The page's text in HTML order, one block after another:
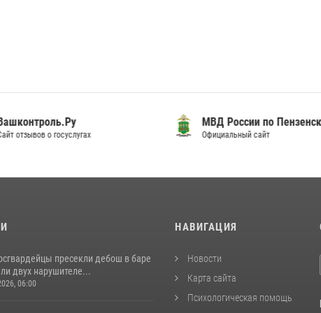
отзывов о госуслугах
МВД России по
Официальный сайт
пресекли дебош в баре
двух нарушителе...
06:00
НАВИГАЦИЯ
Новости
Карта сайта
Психологическая помощь